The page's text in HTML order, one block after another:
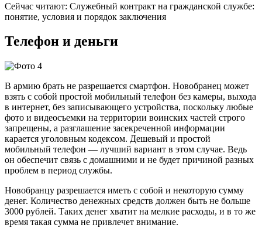
Сейчас читают: Служебный контракт на гражданской службе:
понятие, условия и порядок заключения
Телефон и деньги
В армию брать не разрешается смартфон. Новобранец может
взять с собой простой мобильный телефон без камеры, выхода
в интернет, без записывающего устройства, поскольку любые
фото и видеосъемки на территории воинских частей строго
запрещены, а разглашение засекреченной информации
карается уголовным кодексом. Дешевый и простой
мобильный телефон — лучший вариант в этом случае. Ведь
он обеспечит связь с домашними и не будет причиной разных
проблем в период службы.
Новобранцу разрешается иметь с собой и некоторую сумму
денег. Количество денежных средств должен быть не больше
3000 рублей. Таких денег хватит на мелкие расходы, и в то же
время такая сумма не привлечет внимание.